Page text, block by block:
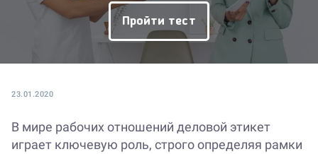
Пройти тест
23.01.2020
В мире рабочих отношений деловой этикет
играет ключевую роль, строго определяя рамки